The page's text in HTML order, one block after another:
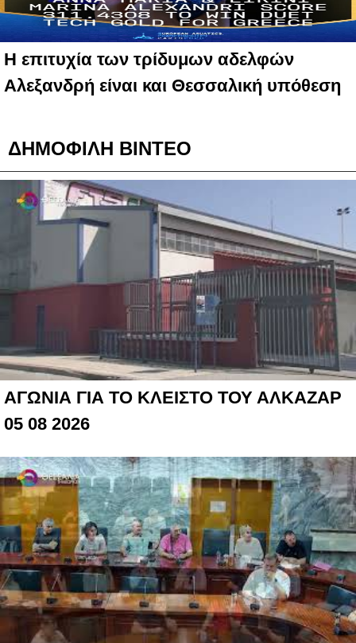
Η επιτυχία των τρίδυμων αδελφών
Αλεξανδρή είναι και Θεσσαλική υπόθεση
ΔΗΜΟΦΙΛΗ ΒΙΝΤΕΟ
ΑΓΩΝΙΑ ΓΙΑ ΤΟ ΚΛΕΙΣΤΟ ΤΟΥ ΑΛΚΑΖΑΡ
05 08 2026